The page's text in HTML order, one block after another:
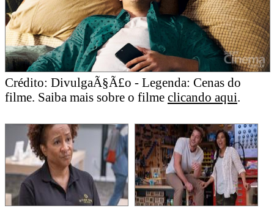
Crédito: DivulgaÃ§Ã£o - Legenda: Cenas do
filme. Saiba mais sobre o filme clicando aqui.